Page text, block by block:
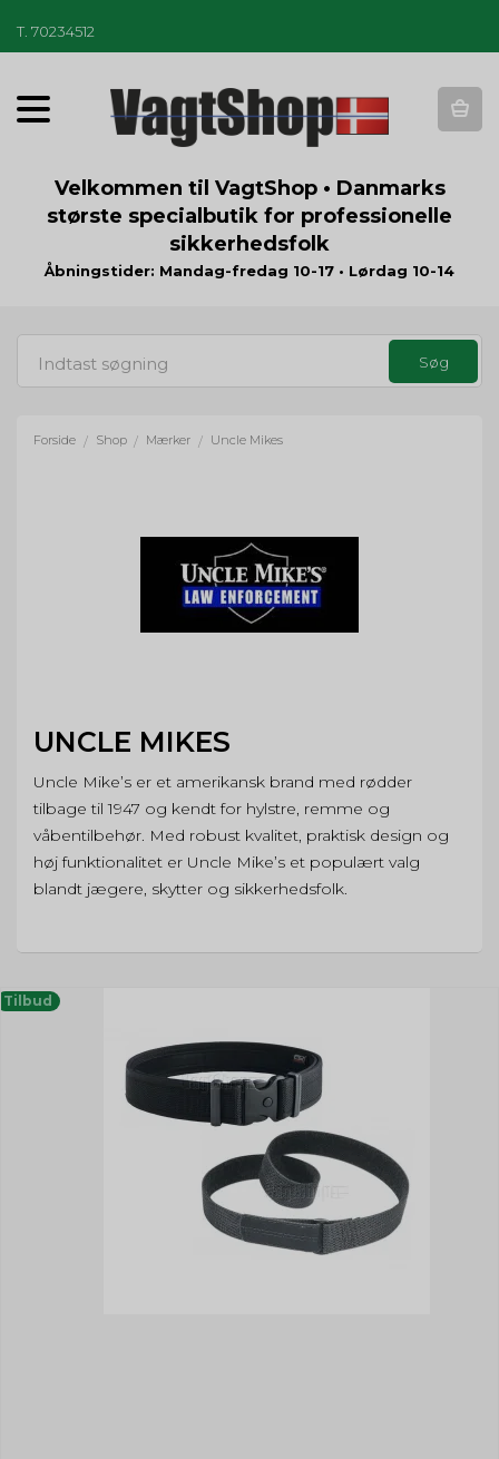
T 70234512
T
o
g
a
t
o
Velkommen til VagtShop • Danmarks
største specialbutik for professionelle
sikkerhedsfolk
Åbningstider: Mandag-fredag 10-17 • Lørdag 10-14
Forside / Shop / Mærker / Uncle Mikes
UNCLE MIKES
Uncle Mike’s er et amerikansk brand med rødder
tilbage til 1947 og kendt for hylstre, remme og
våbentilbehør. Med robust kvalitet, praktisk design og
høj funktionalitet er Uncle Mike’s et populært valg
blandt jægere, skytter og sikkerhedsfolk.
Tilbud